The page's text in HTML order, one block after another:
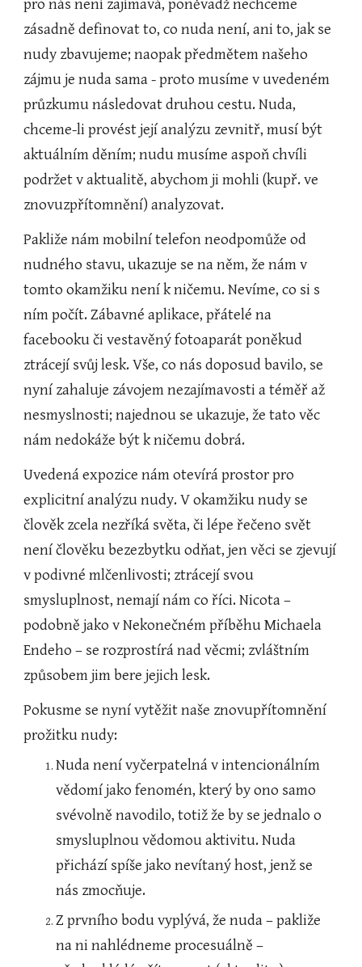
pro nás není zajímavá, poněvadž nechceme
zásadně definovat to, co nuda není, ani to, jak se
nudy zbavujeme; naopak předmětem našeho
zájmu je nuda sama - proto musíme v uvedeném
průzkumu následovat druhou cestu. Nuda,
chceme-li provést její analýzu zevnitř, musí být
aktuálním děním; nudu musíme aspoň chvíli
podržet v aktualitě, abychom ji mohli (kupř. ve
znovuzpřítomnění) analyzovat.
Pakliže nám mobilní telefon neodpomůže od
nudného stavu, ukazuje se na něm, že nám v
tomto okamžiku není k ničemu. Nevíme, co si s
ním počít. Zábavné aplikace, přátelé na
facebooku či vestavěný fotoaparát poněkud
ztrácejí svůj lesk. Vše, co nás doposud bavilo, se
nyní zahaluje závojem nezajímavosti a téměř až
nesmyslnosti; najednou se ukazuje, že tato věc
nám nedokáže být k ničemu dobrá.
Uvedená expozice nám otevírá prostor pro
explicitní analýzu nudy. V okamžiku nudy se
člověk zcela nezříká světa, či lépe řečeno svět
není člověku bezezbytku odňat, jen věci se zjevují
v podivné mlčenlivosti; ztrácejí svou
smysluplnost, nemají nám co říci. Nicota –
podobně jako v Nekonečném příběhu Michaela
Endeho – se rozprostírá nad věcmi; zvláštním
způsobem jim bere jejich lesk.
Pokusme se nyní vytěžit naše znovupřítomnění
prožitku nudy:
Nuda není vyčerpatelná v intencionálním
vědomí jako fenomén, který by ono samo
svévolně navodilo, totiž že by se jednalo o
smysluplnou vědomou aktivitu. Nuda
přichází spíše jako nevítaný host, jenž se
nás zmocňuje.
Z prvního bodu vyplývá, že nuda – pakliže
na ni nahlédneme procesuálně –